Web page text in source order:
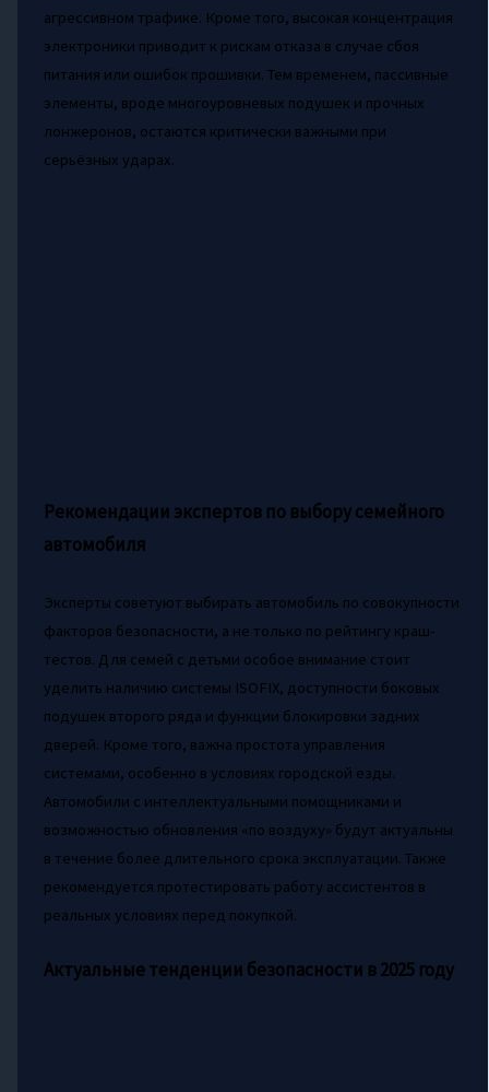
агрессивном трафике. Кроме того, высокая концентрация
электроники приводит к рискам отказа в случае сбоя
питания или ошибок прошивки. Тем временем, пассивные
элементы, вроде многоуровневых подушек и прочных
лонжеронов, остаются критически важными при
серьёзных ударах.
Рекомендации экспертов по выбору семейного
автомобиля
Эксперты советуют выбирать автомобиль по совокупности
факторов безопасности, а не только по рейтингу краш-
тестов. Для семей с детьми особое внимание стоит
уделить наличию системы ISOFIX, доступности боковых
подушек второго ряда и функции блокировки задних
дверей. Кроме того, важна простота управления
системами, особенно в условиях городской езды.
Автомобили с интеллектуальными помощниками и
возможностью обновления «по воздуху» будут актуальны
в течение более длительного срока эксплуатации. Также
рекомендуется протестировать работу ассистентов в
реальных условиях перед покупкой.
Актуальные тенденции безопасности в 2025 году